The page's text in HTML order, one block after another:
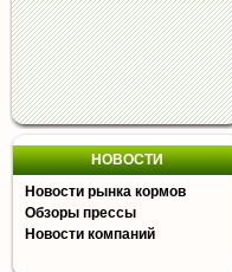
НОВОСТИ
Новости рынка кормов
Обзоры прессы
Новости компаний